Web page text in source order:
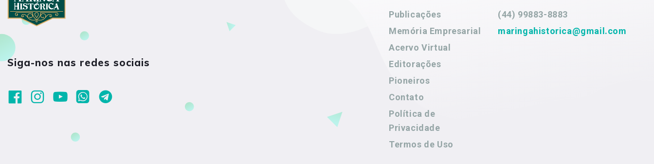
Siga-nos nas redes sociais
Publicações
Memória Empresarial
Acervo Virtual
Editorações
Pioneiros
Contato
Política de
Privacidade
Termos de Uso
(44) 99883-8883
maringahistorica@gmail.com